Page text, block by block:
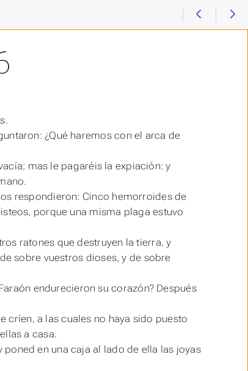
¿Qué haremos con el arca de
mas le pagaréis la expiación: y
respondieron: Cinco hemorroides de
porque una misma plagaestuvo
ratones que destruyen la tierra, y
sobre vuestros dioses, y de sobre
endurecieron su corazón? Después
críen, a las cuales no haya sido puesto
a casa.
en una caja al lado de ella las joyas